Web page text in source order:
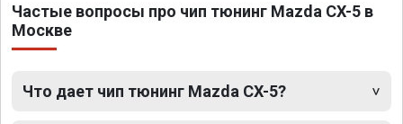
Частые вопросы про чип тюнинг Mazda CX-5 в
Москве
Что дает чип тюнинг Mazda CX-5?